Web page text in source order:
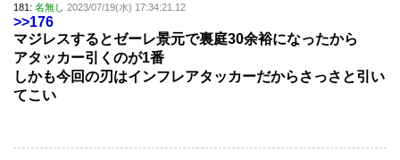
181: 名無し 2023/07/19(水) 17:34:21.12
>>176
マジレスするとゼーレ景元で裏庭30余裕になったから
アタッカー引くのが1番
しかも今回の刃はインフレアタッカーだからさっさと引い
てこい